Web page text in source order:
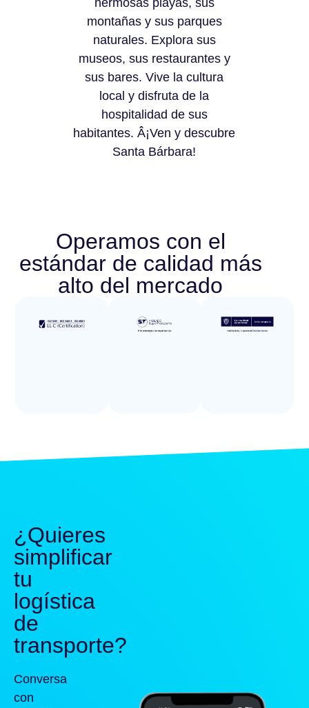
hermosas playas, sus
montañas y sus parques
naturales. Explora sus
museos, sus restaurantes y
sus bares. Vive la cultura
local y disfruta de la
hospitalidad de sus
habitantes. Â¡Ven y descubre
Santa Bárbara!
Operamos con el
estándar de calidad más
alto del mercado
¿Quieres
simplificar
tu
logística
de
transporte?
Conversa
con